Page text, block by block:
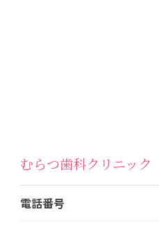
むらつ歯科クリニック
電話番号